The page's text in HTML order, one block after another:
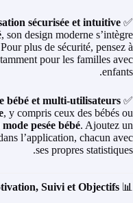
✅
sécurisée et intuitive
, son design moderne s’intègre
plus de sécurité, pensez à
pour les familles avec
enfants.
✅
bébé et multi-utilisateurs
, y compris ceux des bébés ou
mode pesée bébé. Ajoutez un
l’application, chacun avec
ses propres statistiques.
📊
Suivi et Objectifs :